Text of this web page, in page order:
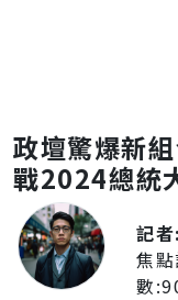
政壇驚爆新
戰2024總統
記
焦
數: